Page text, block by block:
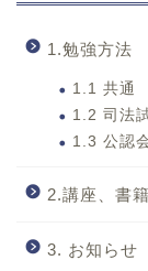
1.勉強方法
1.1 共通
1.2 司法
1.3 公認
2.講座、書
3. お知らせ